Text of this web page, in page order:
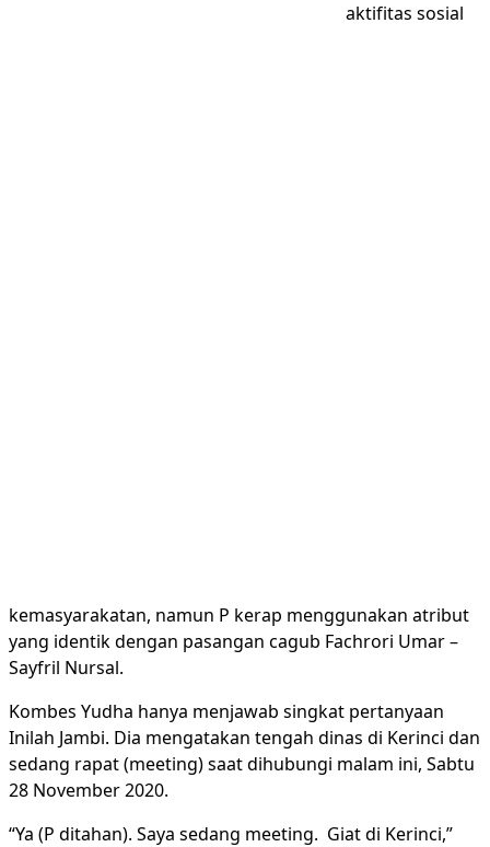
aktifitas sosial
kemasyarakatan, namun P kerap menggunakan atribut
yang identik dengan pasangan cagub Fachrori Umar –
Sayfril Nursal.
Kombes Yudha hanya menjawab singkat pertanyaan
Inilah Jambi. Dia mengatakan tengah dinas di Kerinci dan
sedang rapat (meeting) saat dihubungi malam ini, Sabtu
28 November 2020.
“Ya (P ditahan). Saya sedang meeting. Giat di Kerinci,”